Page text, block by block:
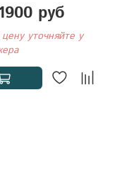
руб
уточняйте у